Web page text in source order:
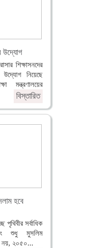
উদ্যোগ
শিক্ষাসনদের
নিয়েছে
মন্ত্রণালয়ের
বিস্তারিত
হবে
পৃথিবীর সর্বাধিক
শুধু মুসলিম
নয়, ২০৫০...